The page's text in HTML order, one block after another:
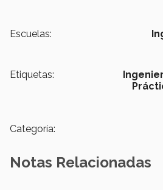
Escuelas:
Etiquetas:
Categoría:
Notas Relacionadas